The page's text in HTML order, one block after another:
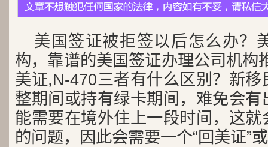
美国签证被拒签以后怎么办？
构，靠谱的美国签证办理公司机构
美证,N-470三者有什么区别？新
整期间或持有绿卡期间，难免会
能需要在境外住上一段时间，这
的问题，因此会需要一个“回美证